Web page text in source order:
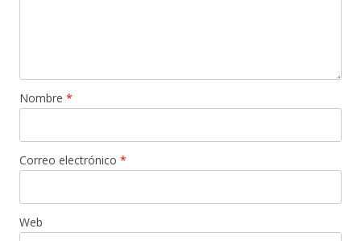
Nombre *
Correo electrónico *
Web